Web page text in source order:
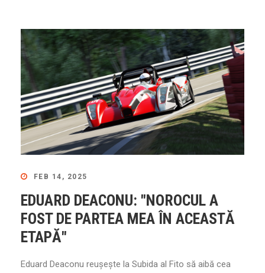
FEB 14, 2025
EDUARD DEACONU: "NOROCUL A
FOST DE PARTEA MEA ÎN ACEASTĂ
ETAPĂ"
Eduard Deaconu reușește la Subida al Fito să aibă cea